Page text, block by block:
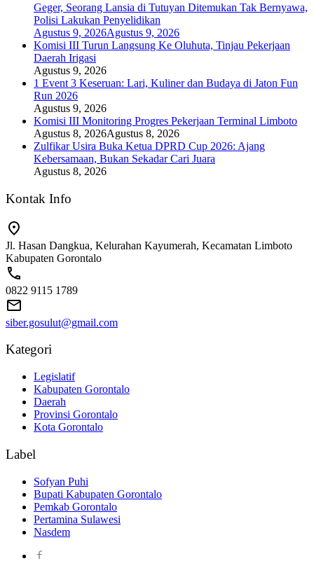
Geger, Seorang Lansia di Tutuyan Ditemukan Tak Bernyawa,
Polisi Lakukan Penyelidikan
Agustus 9, 2026Agustus 9, 2026
Komisi III Turun Langsung Ke Oluhuta, Tinjau Pekerjaan
Daerah Irigasi
Agustus 9, 2026
1 Event 3 Keseruan: Lari, Kuliner dan Budaya di Jaton Fun
Run 2026
Agustus 9, 2026
Komisi III Monitoring Progres Pekerjaan Terminal Limboto
Agustus 8, 2026Agustus 8, 2026
Zulfikar Usira Buka Ketua DPRD Cup 2026: Ajang
Kebersamaan, Bukan Sekadar Cari Juara
Agustus 8, 2026
Kontak Info
Jl. Hasan Dangkua, Kelurahan Kayumerah, Kecamatan Limboto
Kabupaten Gorontalo
0822 9115 1789
siber.gosulut@gmail.com
Kategori
Legislatif
Kabupaten Gorontalo
Daerah
Provinsi Gorontalo
Kota Gorontalo
Label
Sofyan Puhi
Bupati Kabupaten Gorontalo
Pemkab Gorontalo
Pertamina Sulawesi
Nasdem